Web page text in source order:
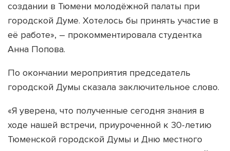
создании в Тюмени молодёжной палаты при
городской Думе. Хотелось бы принять участие в
её работе», – прокомментировала студентка
Анна Попова.
По окончании мероприятия председатель
городской Думы сказала заключительное слово.
«Я уверена, что полученные сегодня знания в
ходе нашей встречи, приуроченной к 30-летию
Тюменской городской Думы и Дню местного